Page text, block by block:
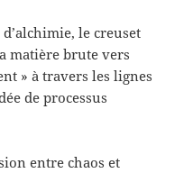
le creuset
matière brute vers
» à travers les lignes
de processus
entre chaos et